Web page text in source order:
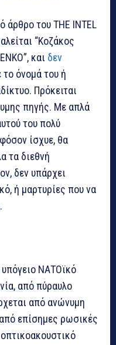
άρθρο του THE INTEL
“Κοζάκος
και δεν
όνομά του ή
Πρόκειται
πηγής. Με απλά
του πολύ
ίσχυε, θα
τα διεθνή
δεν υπάρχει
ή μαρτυρίες που να
ΝΑΤΟϊκό
από πύραυλο
από ανώνυμη
επίσημες ρωσικές